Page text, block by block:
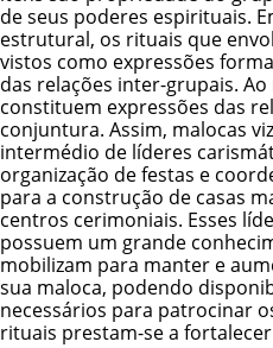
de seus poderes espirituais.
estrutural, os rituais que
vistos como expressões
das relações inter-grupais.
constituem expressões das
conjuntura. Assim, malocas
intermédio de líderes
organização de festas e
para a construção de casas
centros cerimoniais. Esses
possuem um grande
mobilizam para manter e
sua maloca, podendo
necessários para patrocinar
rituais prestam-se a